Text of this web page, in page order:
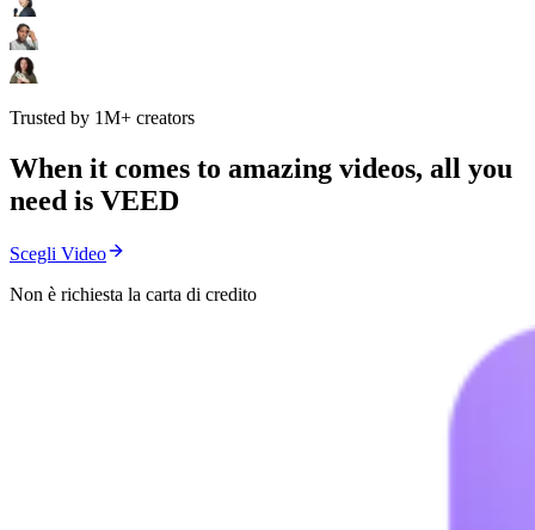
Trusted by 1M+ creators
When it comes to amazing videos, all you
need is VEED
Scegli Video
Non è richiesta la carta di credito